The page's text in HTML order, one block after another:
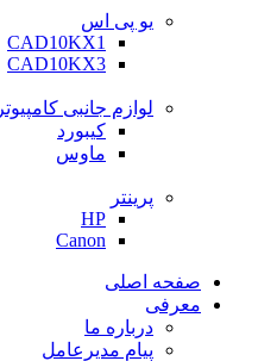
یو پی اس
CAD10KX1
CAD10KX3
لوازم جانبی کامپیوتر
کیبورد
ماوس
پرینتر
HP
Canon
صفحه اصلی
معرفی
درباره ما
پیام مدیرعامل